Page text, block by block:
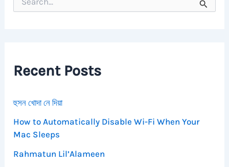
o
rRecent Posts
হুসন খোদা নে দিয়া
How to Automatically Disable Wi-Fi When Your
Mac Sleeps
Rahmatun Lil’Alameen